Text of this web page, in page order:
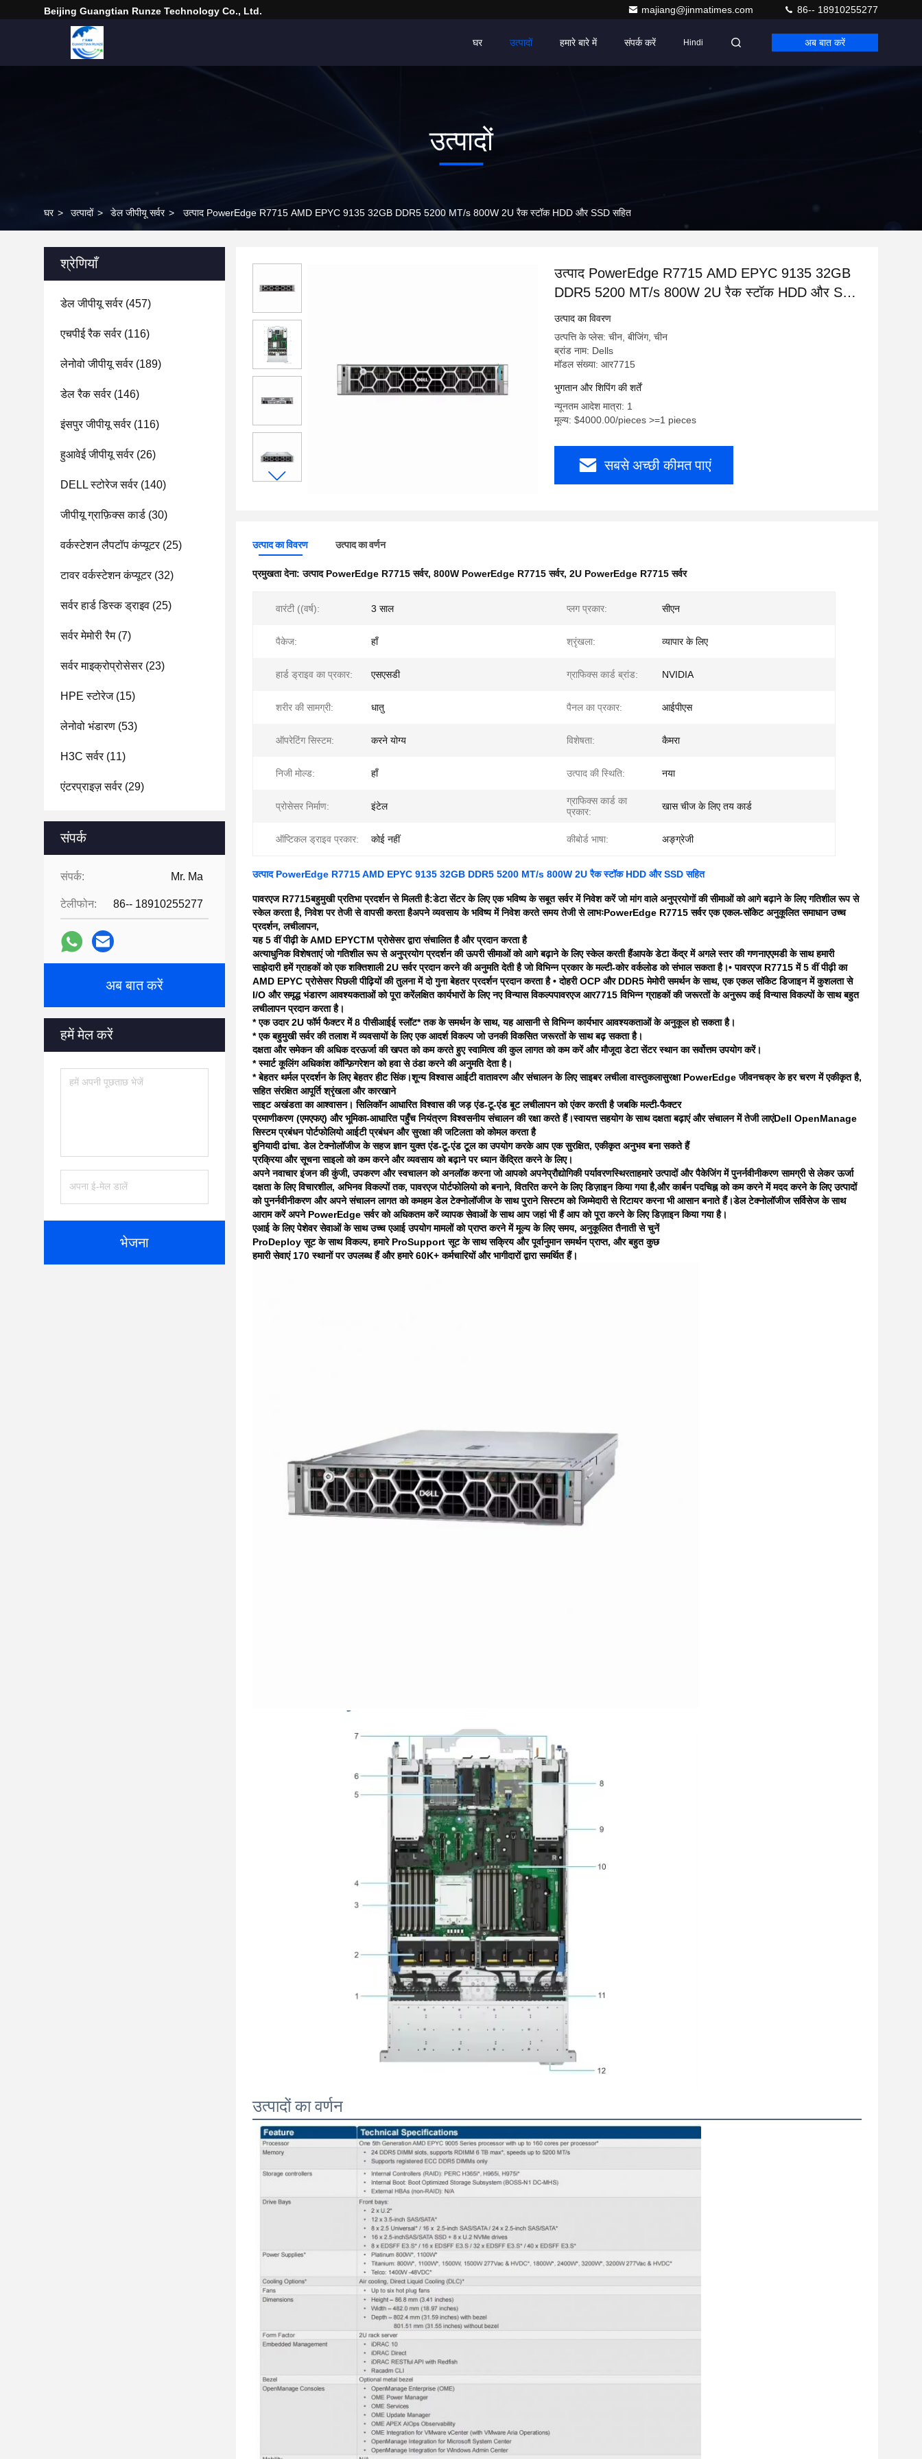
Beijing Guangtian Runze Technology Co., Ltd. majiang@jinmatimes.com 86-- 18910255277
घर उत्पादों हमारे बारे में संपर्क करें Hindi अब बात करें
उत्पादों
घर > उत्पादों > डेल जीपीयू सर्वर > उत्पाद PowerEdge R7715 AMD EPYC 9135 32GB DDR5 5200 MT/s 800W 2U रैक स्टॉक HDD और SSD सहित
श्रेणियाँ
डेल जीपीयू सर्वर(457)
एचपीई रैक सर्वर(116)
लेनोवो जीपीयू सर्वर(189)
डेल रैक सर्वर(146)
इंसपुर जीपीयू सर्वर(116)
हुआवेई जीपीयू सर्वर(26)
DELL स्टोरेज सर्वर(140)
जीपीयू ग्राफ़िक्स कार्ड (30)
वर्कस्टेशन लैपटॉप कंप्यूटर(25)
टावर वर्कस्टेशन कंप्यूटर(32)
सर्वर हार्ड डिस्क ड्राइव (25)
सर्वर मेमोरी रैम(7)
सर्वर माइक्रोप्रोसेसर(23)
HPE स्टोरेज(15)
लेनोवो भंडारण (53)
H3C सर्वर(11)
एंटरप्राइज़ सर्वर(29)
संपर्क
संपर्क: Mr. Ma
टेलीफोन: 86-- 18910255277
अब बात करें
हमें मेल करें
भेजना
उत्पाद PowerEdge R7715 AMD EPYC 9135 32GB
DDR5 5200 MT/s 800W 2U रैक स्टॉक HDD और SSD
उत्पाद का विवरण
उत्पत्ति के प्लेस: चीन, बीजिंग, चीन
ब्रांड नाम: Dells
मॉडल संख्या: आर7715
भुगतान और शिपिंग की शर्तें
न्यूनतम आदेश मात्रा: 1
मूल्य: $4000.00/pieces >=1 pieces
सबसे अच्छी कीमत पाएं
उत्पाद का विवरण उत्पाद का वर्णन
प्रमुखता देना:उत्पाद PowerEdge R7715 सर्वर, 800W PowerEdge R7715 सर्वर, 2U PowerEdge R7715 सर्वर
वारंटी ((वर्ष): 3 साल प्लग प्रकार: सीएन
पैकेज: हाँ श्रृंखला: व्यापार के लिए
हार्ड ड्राइव का प्रकार: एसएसडी ग्राफिक्स कार्ड ब्रांड: NVIDIA
शरीर की सामग्री: धातु पैनल का प्रकार: आईपीएस
ऑपरेटिंग सिस्टम: करने योग्य विशेषता: कैमरा
निजी मोल्ड: हाँ उत्पाद की स्थिति: नया
प्रोसेसर निर्माण: इंटेल
ग्राफिक्स कार्ड का
प्रकार:
खास चीज के लिए तय कार्ड
ऑप्टिकल ड्राइव प्रकार: कोई नहीं कीबोर्ड भाषा: अङ्ग्रेजी
उत्पाद PowerEdge R7715 AMD EPYC 9135 32GB DDR5 5200 MT/s 800W 2U रैक स्टॉक HDD और SSD सहित
पावरएज R7715बहुमुखी प्रतिभा प्रदर्शन से मिलती है:डेटा सेंटर के लिए एक भविष्य के सबूत सर्वर में निवेश करें जो मांग वाले अनुप्रयोगों की सीमाओं को आगे बढ़ाने के लिए गतिशील रूप से
स्केल करता है, निवेश पर तेजी से वापसी करता हैअपने व्यवसाय के भविष्य में निवेश करते समय तेजी से लाभःPowerEdge R7715 सर्वर एक एकल-सॉकेट अनुकूलित समाधान उच्च
प्रदर्शन, लचीलापन,
यह 5 वीं पीढ़ी के AMD EPYCTM प्रोसेसर द्वारा संचालित है और प्रदान करता है
अत्याधुनिक विशेषताएं जो गतिशील रूप से अनुप्रयोग प्रदर्शन की ऊपरी सीमाओं को आगे बढ़ाने के लिए स्केल करती हैंआपके डेटा केंद्र में अगले स्तर की गणनाएएमडी के साथ हमारी
साझेदारी हमें ग्राहकों को एक शक्तिशाली 2U सर्वर प्रदान करने की अनुमति देती है जो विभिन्न प्रकार के मल्टी-कोर वर्कलोड को संभाल सकता है।• पावरएज R7715 में 5 वीं पीढ़ी का
AMD EPYC प्रोसेसर पिछली पीढ़ियों की तुलना में दो गुना बेहतर प्रदर्शन प्रदान करता है • दोहरी OCP और DDR5 मेमोरी समर्थन के साथ, एक एकल सॉकेट डिजाइन में कुशलता से
I/O और समृद्ध भंडारण आवश्यकताओं को पूरा करेंलक्षित कार्यभारों के लिए नए विन्यास विकल्पपावरएज आर7715 विभिन्न ग्राहकों की जरूरतों के अनुरूप कई विन्यास विकल्पों के साथ बहुत
लचीलापन प्रदान करता है।
* एक उदार 2U फॉर्म फैक्टर में 8 पीसीआईई स्लॉट* तक के समर्थन के साथ, यह आसानी से विभिन्न कार्यभार आवश्यकताओं के अनुकूल हो सकता है।
* एक बहुमुखी सर्वर की तलाश में व्यवसायों के लिए एक आदर्श विकल्प जो उनकी विकसित जरूरतों के साथ बढ़ सकता है।
दक्षता और समेकन की अधिक दरऊर्जा की खपत को कम करते हुए स्वामित्व की कुल लागत को कम करें और मौजूदा डेटा सेंटर स्थान का सर्वोत्तम उपयोग करें।
* स्मार्ट कूलिंग अधिकांश कॉन्फ़िगरेशन को हवा से ठंडा करने की अनुमति देता है।
* बेहतर थर्मल प्रदर्शन के लिए बेहतर हीट सिंक।शून्य विश्वास आईटी वातावरण और संचालन के लिए साइबर लचीला वास्तुकलासुरक्षा PowerEdge जीवनचक्र के हर चरण में एकीकृत है,
सहित संरक्षित आपूर्ति श्रृंखला और कारखाने
साइट अखंडता का आश्वासन। सिलिकॉन आधारित विश्वास की जड़ एंड-टू-एंड बूट लचीलापन को एंकर करती है जबकि मल्टी-फैक्टर
प्रमाणीकरण (एमएफए) और भूमिका-आधारित पहुँच नियंत्रण विश्वसनीय संचालन की रक्षा करते हैं।स्वायत्त सहयोग के साथ दक्षता बढ़ाएं और संचालन में तेजी लाएंDell OpenManage
सिस्टम प्रबंधन पोर्टफोलियो आईटी प्रबंधन और सुरक्षा की जटिलता को कोमल करता है
बुनियादी ढांचा. डेल टेक्नोलॉजीज के सहज ज्ञान युक्त एंड-टू-एंड टूल का उपयोग करके आप एक सुरक्षित, एकीकृत अनुभव बना सकते हैं
प्रक्रिया और सूचना साइलो को कम करने और व्यवसाय को बढ़ाने पर ध्यान केंद्रित करने के लिए।
अपने नवाचार इंजन की कुंजी, उपकरण और स्वचालन को अनलॉक करना जो आपको अपनेप्रौद्योगिकी पर्यावरणस्थिरताहमारे उत्पादों और पैकेजिंग में पुनर्नवीनीकरण सामग्री से लेकर ऊर्जा
दक्षता के लिए विचारशील, अभिनव विकल्पों तक, पावरएज पोर्टफोलियो को बनाने, वितरित करने के लिए डिज़ाइन किया गया है,और कार्बन पदचिह्न को कम करने में मदद करने के लिए उत्पादों
को पुनर्नवीनीकरण और अपने संचालन लागत को कमहम डेल टेक्नोलॉजीज के साथ पुराने सिस्टम को जिम्मेदारी से रिटायर करना भी आसान बनाते हैं।डेल टेक्नोलॉजीज सर्विसेज के साथ
आराम करें अपने PowerEdge सर्वर को अधिकतम करें व्यापक सेवाओं के साथ आप जहां भी हैं आप को पूरा करने के लिए डिज़ाइन किया गया है।
एआई के लिए पेशेवर सेवाओं के साथ उच्च एआई उपयोग मामलों को प्राप्त करने में मूल्य के लिए समय, अनुकूलित तैनाती से चुनें
ProDeploy सूट के साथ विकल्प, हमारे ProSupport सूट के साथ सक्रिय और पूर्वानुमान समर्थन प्राप्त, और बहुत कुछ
हमारी सेवाएं 170 स्थानों पर उपलब्ध हैं और हमारे 60K+ कर्मचारियों और भागीदारों द्वारा समर्थित हैं।
उत्पादों का वर्णन